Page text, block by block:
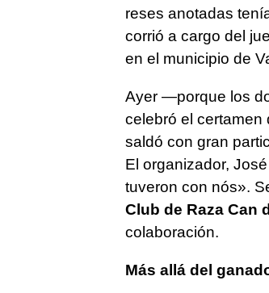
reses anotadas
corrió a cargo del
en el municipio de
Ayer —porque los
celebró el certamen
saldó con gran
El organizador,
tuveron con nós».
Club de Raza Can
colaboración.
Más allá del